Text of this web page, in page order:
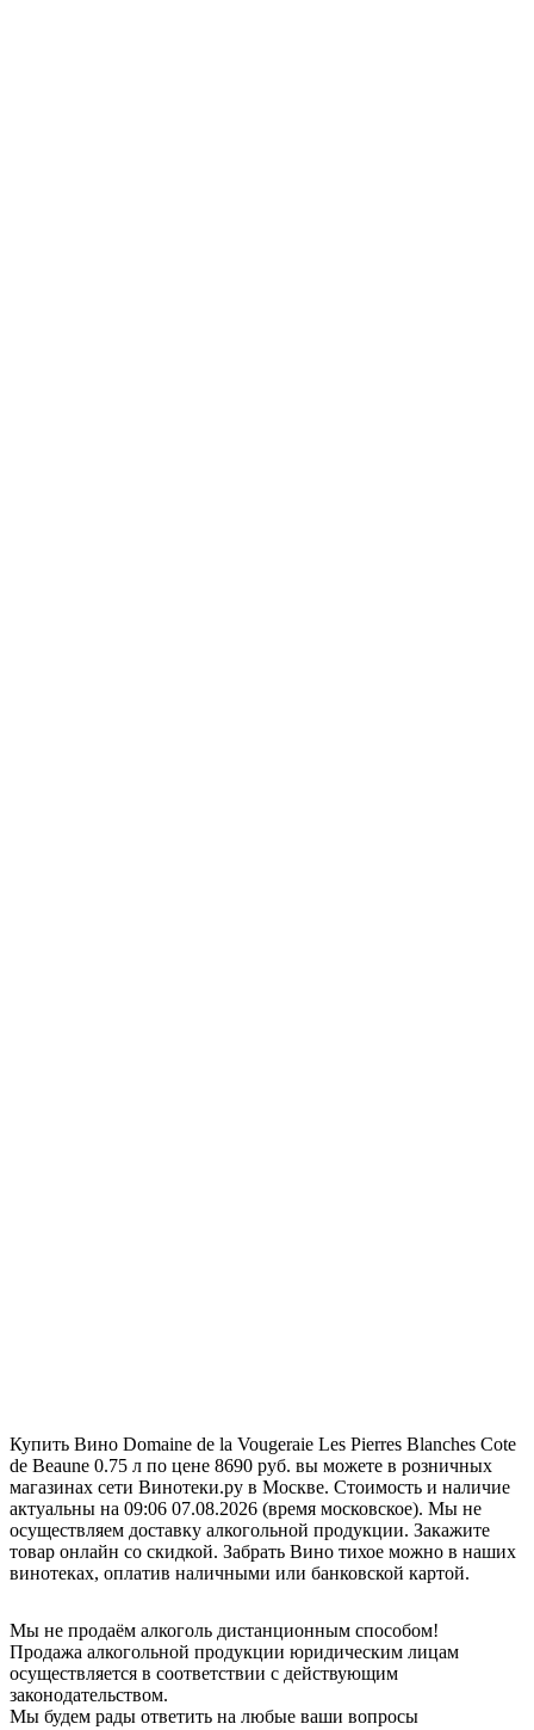
Купить Вино Domaine de la Vougeraie Les Pierres Blanches Cote
de Beaune 0.75 л по цене 8690 руб. вы можете в розничных
магазинах сети Винотеки.ру в Москве. Стоимость и наличие
актуальны на 09:06 07.08.2026 (время московское). Мы не
осуществляем доставку алкогольной продукции. Закажите
товар онлайн со скидкой. Забрать Вино тихое можно в наших
винотеках, оплатив наличными или банковской картой.
Мы не продаём алкоголь дистанционным способом!
Продажа алкогольной продукции юридическим лицам
осуществляется в соответствии с действующим
законодательством.
Мы будем рады ответить на любые ваши вопросы